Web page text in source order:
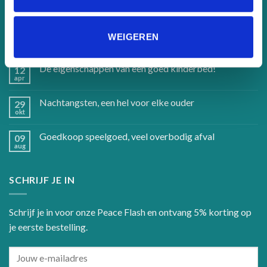
WEIGEREN
Handgemaakte kinderbedden en accessoires
12
apr
De eigenschappen van een goed kinderbed!
29
okt
Nachtangsten, een hel voor elke ouder
09
aug
Goedkoop speelgoed, veel overbodig afval
SCHRIJF JE IN
Schrijf je in voor onze Peace Flash en ontvang 5% korting op
je eerste bestelling.